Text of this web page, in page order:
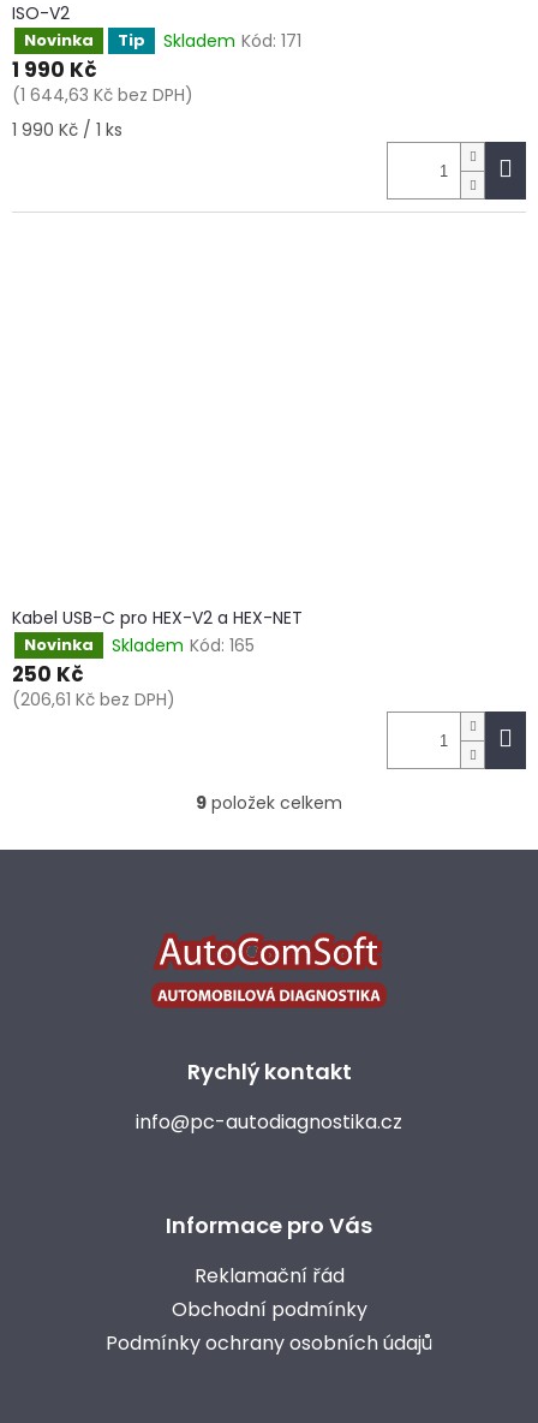
ISO-V2
Novinka Tip Skladem Kód: 171
1 990 Kč
(1 644,63 Kč bez DPH)
Měrná
1 990 Kč / 1 ks
Kabel USB-C pro HEX-V2 a HEX-NET
Novinka Skladem Kód: 165
250 Kč
(206,61 Kč bez DPH)
O
l
c
í
p
k
y
v
ý
u
9 položek celkem
Rychlý kontakt
info@pc-autodiagnostika.cz
Informace pro Vás
Reklamační řád
Obchodní podmínky
Podmínky ochrany osobních údajů